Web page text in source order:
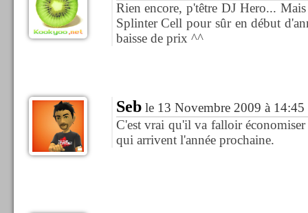
Rien encore, p'têtre DJ Hero...
Splinter Cell pour sûr en début
baisse de prix ^^
Seble 13 Novembre 2009 à 14:45
C'est vrai qu'il va falloir
qui arrivent l'année prochaine.